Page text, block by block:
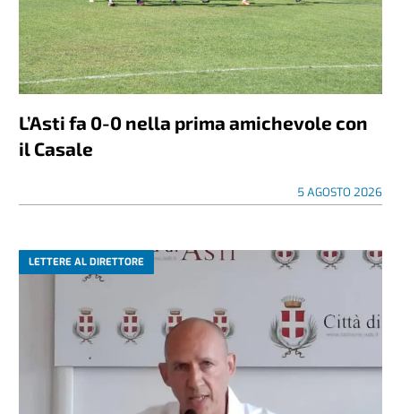
L’Asti fa 0-0 nella prima amichevole con
il Casale
5 AGOSTO 2026
LETTERE AL DIRETTORE